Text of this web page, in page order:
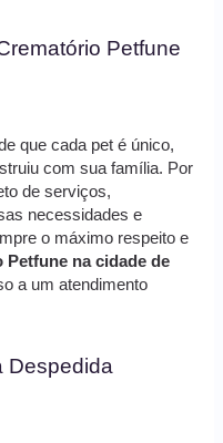
Petfune
que cada pet é único,
com sua família. Por
de serviços,
necessidades e
o máximo respeito e
Petfune na cidade de
a um atendimento
Despedida